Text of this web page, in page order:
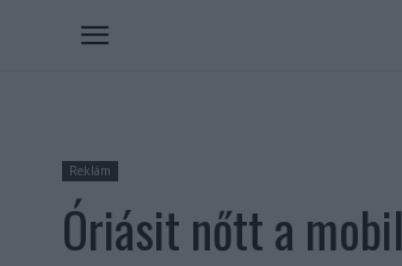
Reklám
Óriásit nőtt a